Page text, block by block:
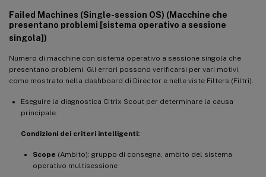
Failed Machines (Single-session OS) (Macchine che
presentano problemi [sistema operativo a sessione
singola])
Numero di macchine con sistema operativo a sessione singola che
presentano problemi. Gli errori possono verificarsi per vari motivi,
come mostrato nella dashboard di Director e nelle viste Filters (Filtri).
Eseguire la diagnostica Citrix Scout per determinare la causa
principale.
Condizioni dei criteri intelligenti:
Scope (Ambito): gruppo di consegna, ambito del sistema
operativo multisessione